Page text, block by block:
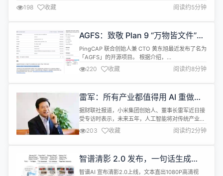
破。 自v2.5.0起，Torch-MUSA版本号已与PyTorch主版本号保持同步，便于
开发者进行版本识别与管理。新版本进一步集成muSolver与muFFT等计算加
速库，显著提升复杂计算任务的执行...
198 收藏 阅读约5分钟
AGFS：致敬 Plan 9 “万物皆文件”理
念的 Agent 文件系统
PingCAP 联合创始人兼 CTO 黄东旭最近发布了名为
「AGFS」的开源项目。 根据介绍，
AGFS（Aggregated File System / Agent File
System）尝试以“文件系统统一抽象”方式聚合现代
多种后端服务。项目灵感来自 Plan 9 的“万物皆文件
Age...
220 收藏 阅读约8分钟
雷军：所有产业都值得用 AI 重做一
遍
据财联社报道，小米集团创始人、董事长雷军近日接
受专访时表示，未来五年，人工智能将对传统产业产
生深刻影响，提出“所有产业都值得用AI再做一遍”的
重磅论断。 雷军以小米汽车工厂为例，阐述了AI与传
统制造融合带来的效率飞跃。他指出，通过结合X光
压缩至2秒内，效率是人工的10倍，精度提升至人工
的5倍以上，体现了AI对质...
203 收藏 阅读约2分钟
智谱清影 2.0 发布，一句话生成
1080P 视频
智谱AI 宣布清影2.0上线，文本直出1080P高清视